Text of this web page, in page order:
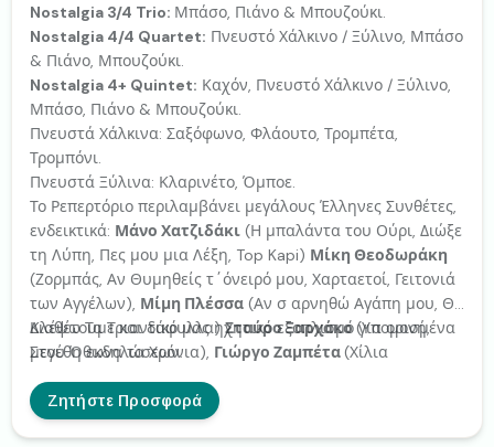
Nostalgia 3/4 Trio: Μπάσο, Πιάνο & Μπουζούκι.
Nostalgia 4/4 Quartet: Πνευστό Χάλκινο / Ξύλινο, Μπάσο
& Πιάνο, Μπουζούκι.
Nostalgia 4+ Quintet: Καχόν, Πνευστό Χάλκινο / Ξύλινο,
Μπάσο, Πιάνο & Μπουζούκι.
Πνευστά Χάλκινα: Σαξόφωνο, Φλάουτο, Τρομπέτα,
Τρομπόνι.
Πνευστά Ξύλινα: Κλαρινέτο, Όμποε.
Το Ρεπερτόριο περιλαμβάνει μεγάλους Έλληνες Συνθέτες,
ενδεικτικά: Μάνο Χατζιδάκι (Η μπαλάντα του Ούρι, Διώξε
τη Λύπη, Πες μου μια Λέξη, Top Kapi) Μίκη Θεοδωράκη
(Ζορμπάς, Αν Θυμηθείς τ΄όνειρό μου, Χαρταετοί, Γειτονιά
των Αγγέλων), Μίμη Πλέσσα (Αν σ αρνηθώ Αγάπη μου, Θα
Κλέψω Τα Τριαντάφυλλα)Σταύρο Ξαρχάκο(Υπομονή,
Στου Όθωνα τα Χρόνια), Γιώργο Ζαμπέτα(Χίλια
παραλλαγές αγαπημένων τραγουδιών σε πιο Upbeat
ρυθμό όπως Ιστορία μου Αμαρτία μου, το Μινόρε της
Διαθέτουμε και δικό μας ηχητικό εξοπλισμό για ορισμένα
μεγέθη εκδηλώσεων.
Ζητήστε Προσφορά